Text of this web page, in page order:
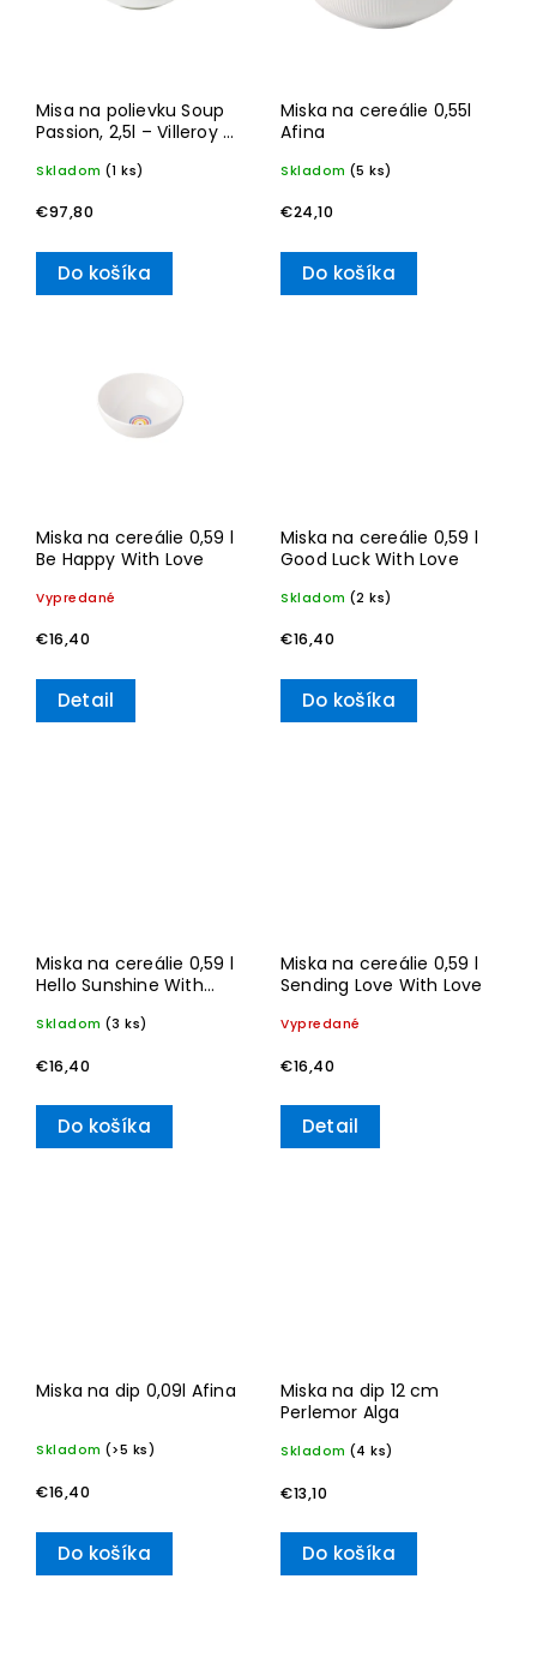
Misa na polievku Soup
Passion, 2,5l – Villeroy &
Skladom (1 ks)
€97,80
Do košíka
Miska na cereálie 0,55l
Afina
Skladom (5 ks)
€24,10
Do košíka
Miska na cereálie 0,59 l
Be Happy With Love
Vypredané
€16,40
Detail
Miska na cereálie 0,59 l
Good Luck With Love
Skladom (2 ks)
€16,40
Do košíka
Miska na cereálie 0,59 l
Hello Sunshine With
Skladom (3 ks)
€16,40
Do košíka
Miska na cereálie 0,59 l
Sending Love With Love
Vypredané
€16,40
Detail
Miska na dip 0,09l Afina
Skladom (>5 ks)
€16,40
Do košíka
Miska na dip 12 cm
Perlemor Alga
Skladom (4 ks)
€13,10
Do košíka